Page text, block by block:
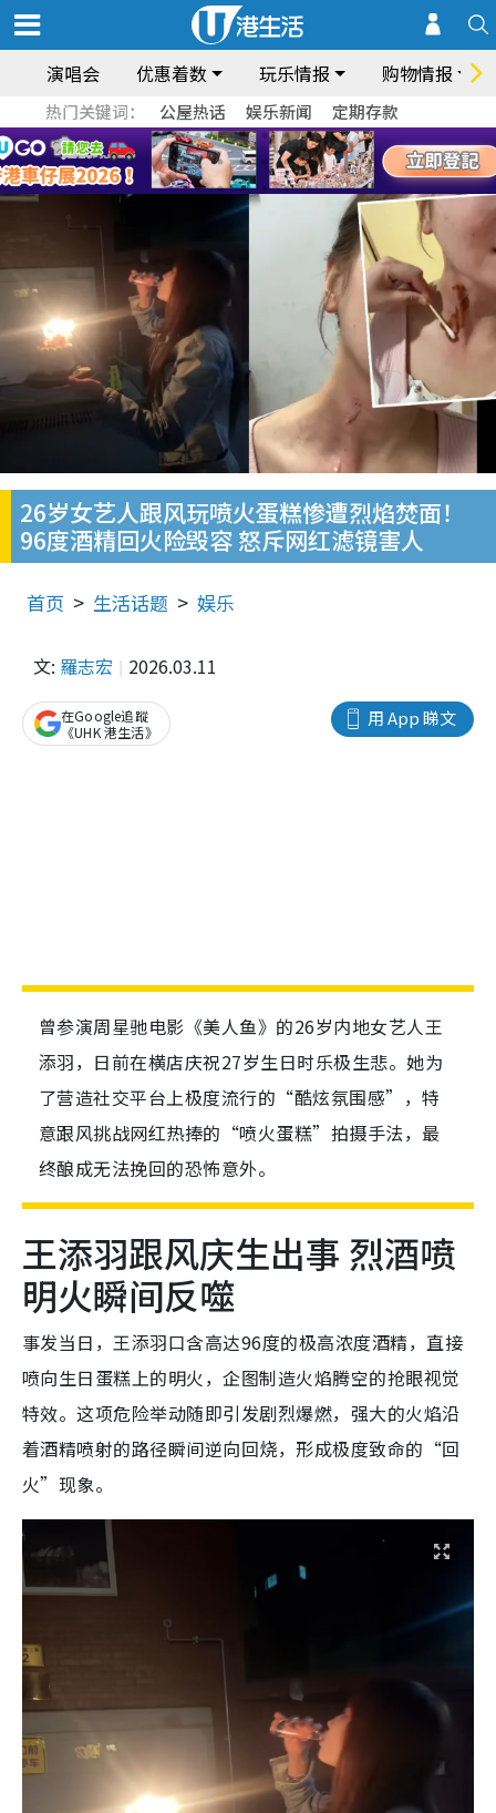
演唱会 优惠着数 玩乐情报 购物情报
热门关键词： 公屋热话 娱乐新闻 定期存款
26岁女艺人跟风玩喷火蛋糕惨遭烈焰焚面！
96度酒精回火险毁容 怒斥网红滤镜害人
首页 生活话题 娱乐
文: 羅志宏 2026.03.11
用 App 睇文
在Google追蹤
《UHK 港生活》
曾参演周星驰电影《美人鱼》的26岁内地女艺人王
添羽，日前在横店庆祝27岁生日时乐极生悲。她为
了营造社交平台上极度流行的“酷炫氛围感”，特
意跟风挑战网红热捧的“喷火蛋糕”拍摄手法，最
终酿成无法挽回的恐怖意外。
王添羽跟风庆生出事 烈酒喷
明火瞬间反噬
事发当日，王添羽口含高达96度的极高浓度酒精，直接
喷向生日蛋糕上的明火，企图制造火焰腾空的抢眼视觉
特效。这项危险举动随即引发剧烈爆燃，强大的火焰沿
着酒精喷射的路径瞬间逆向回烧，形成极度致命的“回
火”现象。